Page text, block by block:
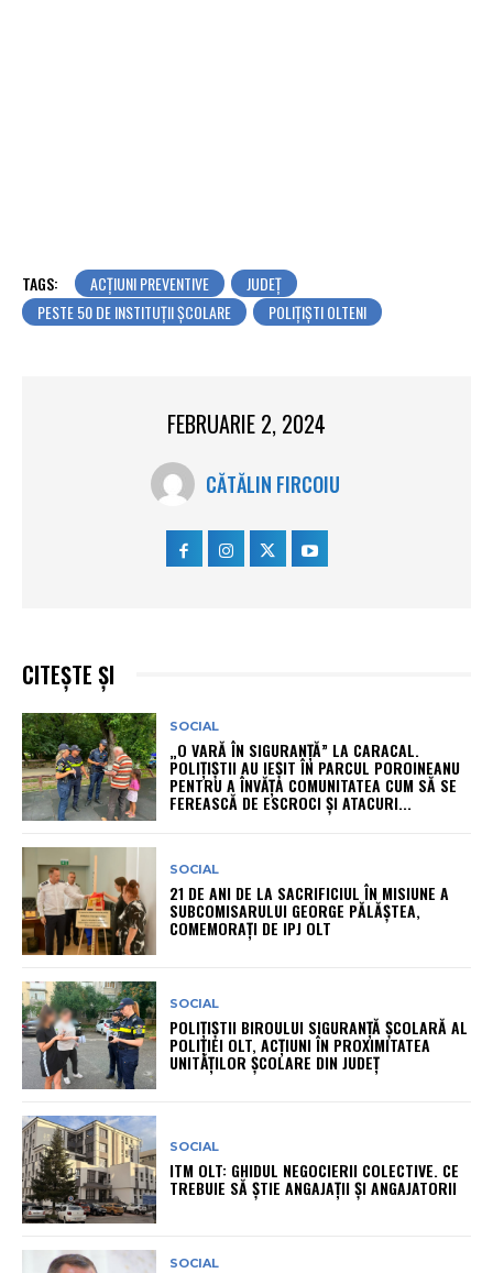
TAGS: ACȚIUNI PREVENTIVE
JUDEŢ
PESTE 50 DE INSTITUȚII ȘCOLARE
POLIŢIŞTI OLTENI
FEBRUARIE 2, 2024
CĂTĂLIN FIRCOIU
CITEȘTE ȘI
SOCIAL
„O VARĂ ÎN SIGURANȚĂ” LA CARACAL.
POLIȚIȘTII AU IEȘIT ÎN PARCUL POROINEANU
PENTRU A ÎNVĂȚA COMUNITATEA CUM SĂ SE
FEREASCĂ DE ESCROCI ȘI ATACURI...
SOCIAL
21 DE ANI DE LA SACRIFICIUL ÎN MISIUNE A
SUBCOMISARULUI GEORGE PĂLĂȘTEA,
COMEMORAȚI DE IPJ OLT
SOCIAL
POLIȚIȘTII BIROULUI SIGURANȚĂ ȘCOLARĂ AL
POLIȚIEI OLT, ACȚIUNI ÎN PROXIMITATEA
UNITĂȚILOR ȘCOLARE DIN JUDEȚ
SOCIAL
ITM OLT: GHIDUL NEGOCIERII COLECTIVE. CE
TREBUIE SĂ ȘTIE ANGAJAȚII ȘI ANGAJATORII
SOCIAL